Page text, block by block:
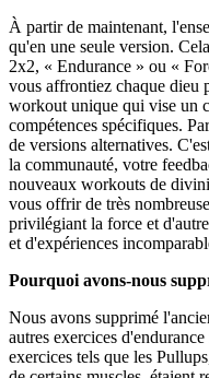
À partir de maintenant,
qu'en une seule version.
2x2, « Endurance » ou «
vous affrontiez chaque dieu
workout unique qui vise un
compétences spécifiques.
de versions alternatives.
la communauté, votre
nouveaux workouts de
vous offrir de très
privilégiant la force et
et d'expériences
Pourquoi avons-nous
Nous avons supprimé
autres exercices
exercices tels que les